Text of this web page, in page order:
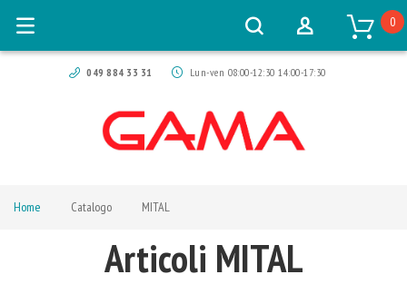
049 884 33 31 Lun-ven 08:00-12:30 14:00-17:30
0
Home Catalogo MITAL
Articoli MITAL